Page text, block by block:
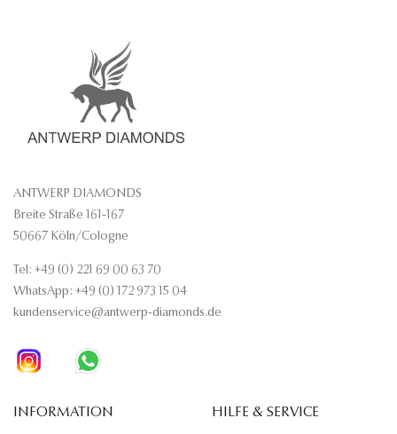
ANTWERP DIAMONDS
Breite Straße 161-167
50667 Köln/Cologne
Tel: +49 (0) 221 69 00 63 70
WhatsApp: +49 (0) 172 973 15 04
kundenservice@antwerp-diamonds.de
INFORMATION HILFE & SERVICE